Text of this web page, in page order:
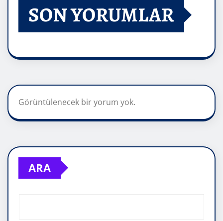
SON YORUMLAR
Görüntülenecek bir yorum yok.
ARA